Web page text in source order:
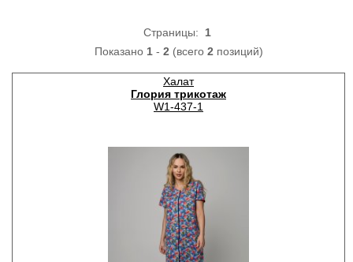
Страницы: 1
Показано 1- 2 (всего 2 позиций)
Халат
Глория трикотаж
W1-437-1